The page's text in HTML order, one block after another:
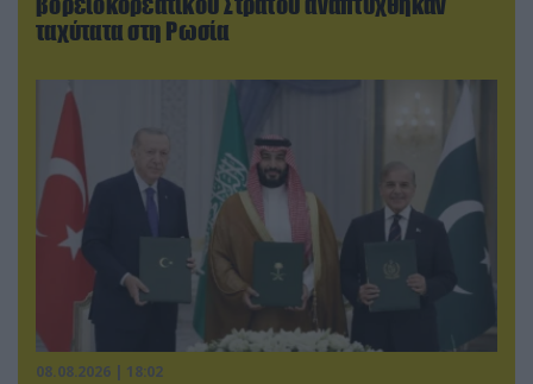
ταχύτατα στη Ρωσία
08.08.2026 | 18:02